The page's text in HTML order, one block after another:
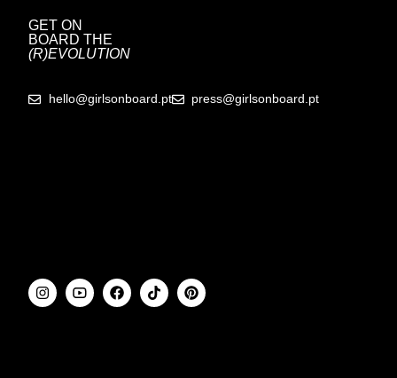
GET ON
BOARD THE
(R)EVOLUTION
hello@girlsonboard.pt press@girlsonboard.pt